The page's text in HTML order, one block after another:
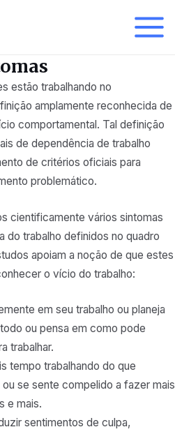
Menu
estão trabalhando no
amplamente reconhecida de
comportamental. Tal definição
de dependência de trabalho
de critérios oficiais para
problemático.
cientificamente vários sintomas
do trabalho definidos no quadro
apoiam a noção de que estes
o vício do trabalho:
em seu trabalho ou planeja
ou pensa em como pode
trabalhar.
tempo trabalhando do que
se sente compelido a fazer mais
e mais.
sentimentos de culpa,